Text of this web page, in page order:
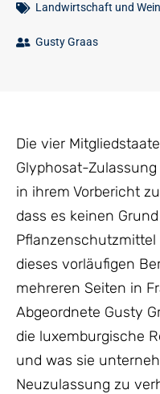
Landwirtschaft und
Gusty Graas
Die vier
Glyphosat-
in ihrem Vorbericht
dass es keinen
Pflanzenschutzmittel
dieses vorläufigen
mehreren Seiten in
Abgeordnete Gusty
die luxemburgische
und was sie
Neuzulassung zu